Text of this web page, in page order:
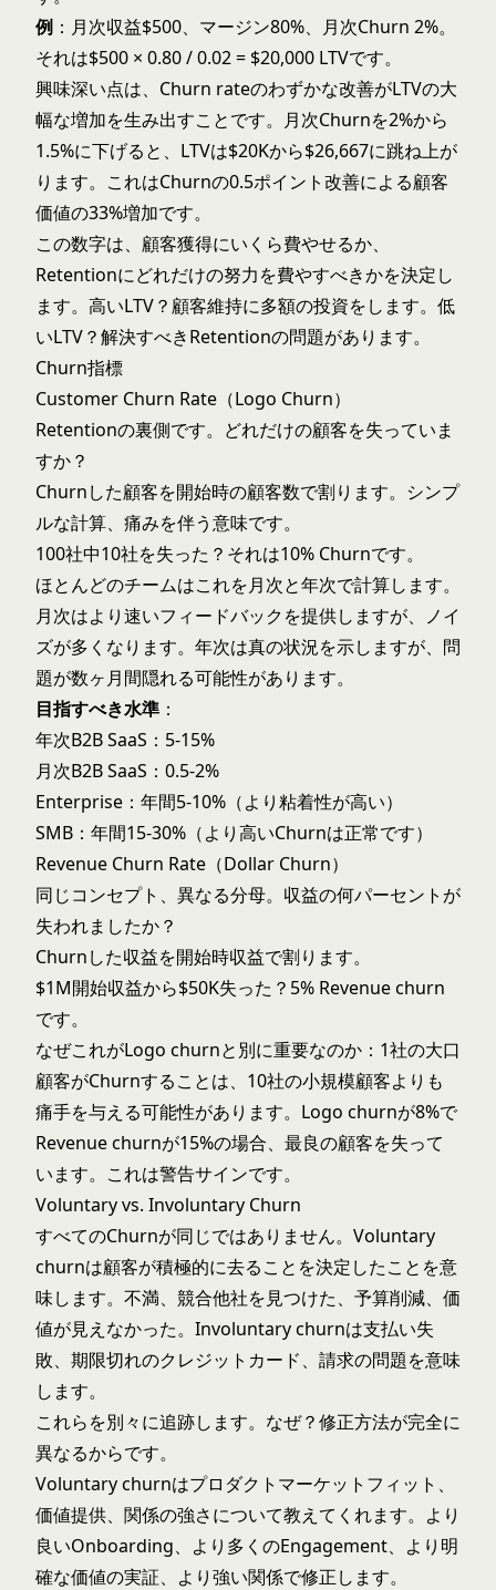
例 ：月次収益$500、マージン80%、月次Churn 2%。
それは$500 × 0.80 / 0.02 = $20,000 LTVです。
興味深い点は、Churn rateのわずかな改善がLTVの大
幅な増加を生み出すことです。月次Churnを2%から
1.5%に下げると、LTVは$20Kから$26,667に跳ね上が
ります。これはChurnの0.5ポイント改善による顧客
価値の33%増加です。
この数字は、顧客獲得にいくら費やせるか、
Retentionにどれだけの努力を費やすべきかを決定し
ます。高いLTV？顧客維持に多額の投資をします。低
いLTV？解決すべきRetentionの問題があります。
Churn指標
Customer Churn Rate（Logo Churn）
Retentionの裏側です。どれだけの顧客を失っていま
すか？
Churnした顧客を開始時の顧客数で割ります。シンプ
ルな計算、痛みを伴う意味です。
100社中10社を失った？それは10% Churnです。
ほとんどのチームはこれを月次と年次で計算します。
月次はより速いフィードバックを提供しますが、ノイ
ズが多くなります。年次は真の状況を示しますが、問
題が数ヶ月間隠れる可能性があります。
目指すべき水準 ：
年次B2B SaaS：5-15%
月次B2B SaaS：0.5-2%
Enterprise：年間5-10%（より粘着性が高い）
SMB：年間15-30%（より高いChurnは正常です）
Revenue Churn Rate（Dollar Churn）
同じコンセプト、異なる分母。収益の何パーセントが
失われましたか？
Churnした収益を開始時収益で割ります。
$1M開始収益から$50K失った？5% Revenue churn
です。
なぜこれがLogo churnと別に重要なのか：1社の大口
顧客がChurnすることは、10社の小規模顧客よりも
痛手を与える可能性があります。Logo churnが8%で
Revenue churnが15%の場合、最良の顧客を失って
います。これは警告サインです。
Voluntary vs. Involuntary Churn
すべてのChurnが同じではありません。Voluntary
churnは顧客が積極的に去ることを決定したことを意
味します。不満、競合他社を見つけた、予算削減、価
値が見えなかった。Involuntary churnは支払い失
敗、期限切れのクレジットカード、請求の問題を意味
します。
これらを別々に追跡します。なぜ？修正方法が完全に
異なるからです。
Voluntary churnはプロダクトマーケットフィット、
価値提供、関係の強さについて教えてくれます。より
良いOnboarding、より多くのEngagement、より明
確な価値の実証、より強い関係で修正します。